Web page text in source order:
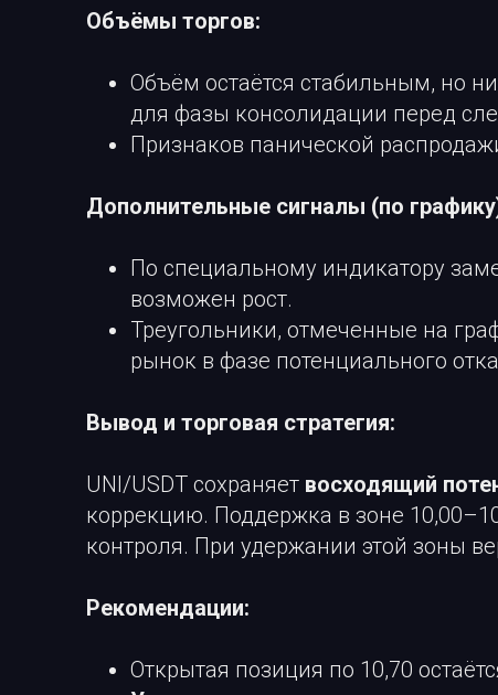
Объёмы торгов:
Объём остаётся стабильным, но
для фазы консолидации перед
Признаков панической
Дополнительные сигналы (по
По специальному индикатору
возможен рост.
Треугольники, отмеченные на
рынок в фазе потенциального
Вывод и торговая стратегия:
UNI/USDT сохраняет восходящий
коррекцию. Поддержка в зоне
контроля. При удержании этой зоны
Рекомендации:
Открытая позиция по 10,70